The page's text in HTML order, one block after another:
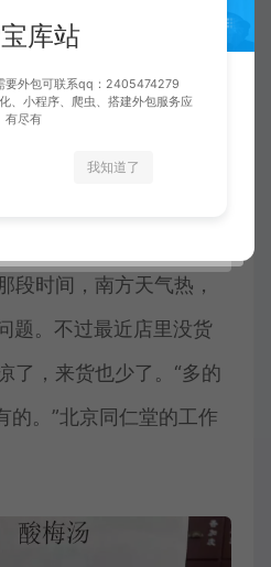
根据顾客的免疫力在原
可以走医疗保险。
告诉记者，店里的绿豆
家熬煮，部分药材能走
段时间，南方天气热，
题。不过最近店里没货
了，来货也少了。“多的
的。”北京同仁堂的工作
库站
要外包可联系qq：2405474279
、小程序、爬虫、搭建外包服务应
有尽有
我知道了